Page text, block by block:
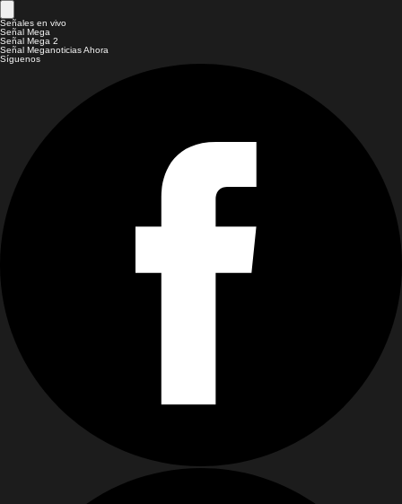
Señales en vivo
Señal Mega
Señal Mega 2
Señal Meganoticias Ahora
Síguenos